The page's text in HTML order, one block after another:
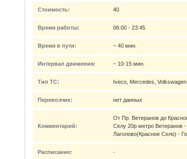
Стоимость: 40
Время работы: 06:00 - 23:45
Время в пути: ~ 40 мин.
Интервал движения: ~ 10-15 мин.
Тип ТС: Iveco, Mercedes,
Перевозчик: нет данных
Комментарий:
От Пр. Ветеранов до
Селу 20р метро Ветеранов
Лаголово(Красное Село) -
Расписание: -